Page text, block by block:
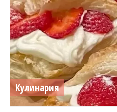
Кулинария